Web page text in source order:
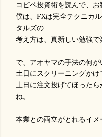
コピペ投資術を読んで、お
僕は、FXは完全テクニカ
タルズの
考え方は、真新しい勉強で
で、アオヤマの手法の何が
土日にスクリーニングかけ
土日に注文投げてほった
ね。
本業との両立がとれるイメ